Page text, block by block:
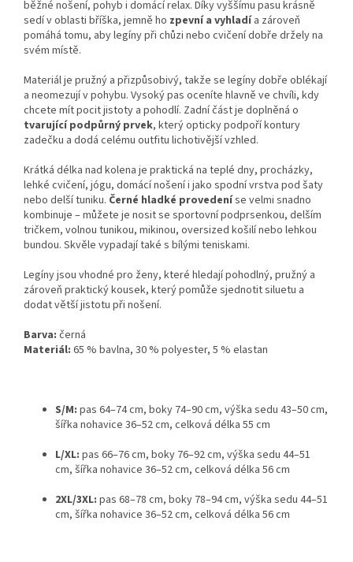
běžné nošení, pohyb i domácí relax. Díky vyššímu pasu krásně
sedí v oblasti bříška, jemně ho zpevní a vyhladía zároveň
pomáhá tomu, aby legíny při chůzi nebo cvičení dobře držely na
svém místě.
Materiál je pružný a přizpůsobivý, takže se legíny dobře oblékají
a neomezují v pohybu. Vysoký pas oceníte hlavně ve chvíli, kdy
chcete mít pocit jistoty a pohodlí. Zadní část je doplněná o
tvarující podpůrný prvek, který opticky podpoří kontury
zadečku a dodá celému outfitu lichotivější vzhled.
Krátká délka nad kolena je praktická na teplé dny, procházky,
lehké cvičení, jógu, domácí nošení i jako spodní vrstva pod šaty
nebo delší tuniku. Černé hladké provedeníse velmi snadno
kombinuje – můžete je nosit se sportovní podprsenkou, delším
tričkem, volnou tunikou, mikinou, oversized košilí nebo lehkou
bundou. Skvěle vypadají také s bílými teniskami.
Legíny jsou vhodné pro ženy, které hledají pohodlný, pružný a
zároveň praktický kousek, který pomůže sjednotit siluetu a
dodat větší jistotu při nošení.
Barva: černá
Materiál: 65 % bavlna, 30 % polyester, 5 % elastan
S/M: pas 64–74 cm, boky 74–90 cm, výška sedu 43–50 cm,
šířka nohavice 36–52 cm, celková délka 55 cm
L/XL: pas 66–76 cm, boky 76–92 cm, výška sedu 44–51
cm, šířka nohavice 36–52 cm, celková délka 56 cm
2XL/3XL: pas 68–78 cm, boky 78–94 cm, výška sedu 44–51
cm, šířka nohavice 36–52 cm, celková délka 56 cm